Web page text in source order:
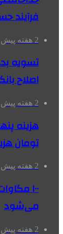
فرآیند
2 هفته پیش
اصلاح
2 هفته پیش
هزینه
تومان
2 هفته پیش
۱۰۰
می‌شود
2 هفته پیش